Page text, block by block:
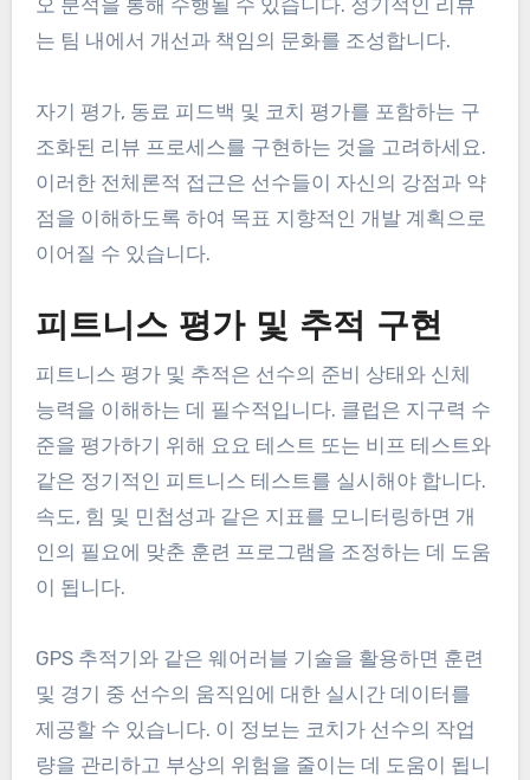
선수 성과 리뷰 실시
선수 성과 리뷰는 팀에 대한 개별 기여도를 평가하는
데 중요합니다. 이러한 리뷰는 선수들이 자신의 게임
플레이를 보고 건설적인 피드백을 받을 수 있는 비디
오 분석을 통해 수행될 수 있습니다. 정기적인 리뷰
는 팀 내에서 개선과 책임의 문화를 조성합니다.
자기 평가, 동료 피드백 및 코치 평가를 포함하는 구
이러한 전체론적 접근은 선수들이 자신의 강점과 약
점을 이해하도록 하여 목표 지향적인 개발 계획으로
이어질 수 있습니다.
피트니스 평가 및 추적 구현
피트니스 평가 및 추적은 선수의 준비 상태와 신체
준을 평가하기 위해 요요 테스트 또는 비프 테스트와
같은 정기적인 피트니스 테스트를 실시해야 합니다.
속도, 힘 및 민첩성과 같은 지표를 모니터링하면 개
인의 필요에 맞춘 훈련 프로그램을 조정하는 데 도움